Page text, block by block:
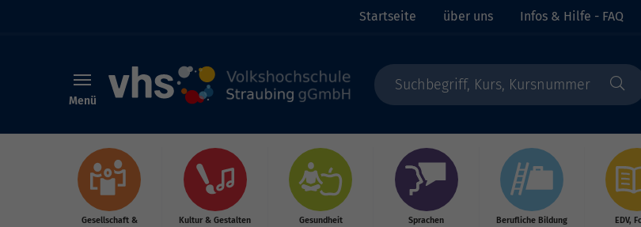
Startseite über uns Infos & Hilfe - FAQ
Menü
Gesellschaft &
Kultur & Gestalten Gesundheit Sprachen Berufliche Bildung
EDV,